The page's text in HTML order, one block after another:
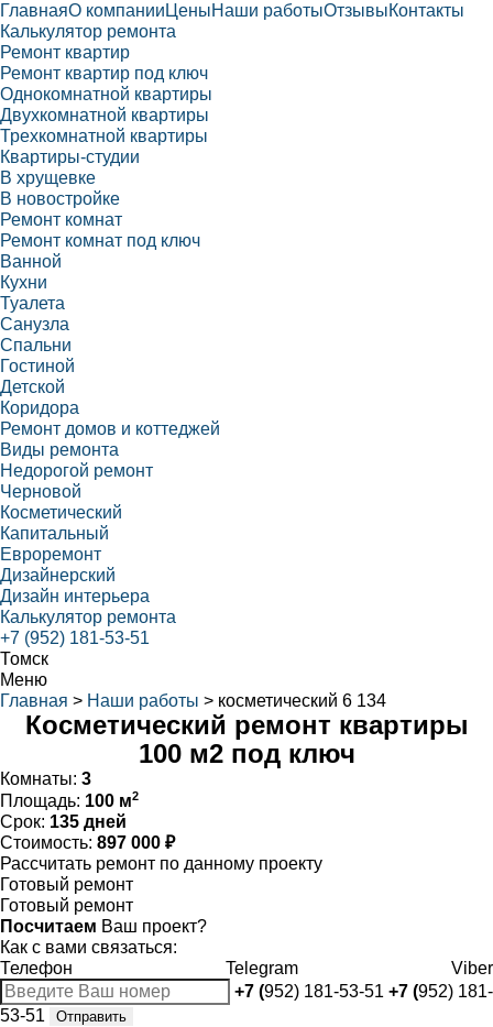
ГлавнаяО компании ЦеныНаши работыОтзывыКонтакты
Калькулятор ремонта
Ремонт квартир
Ремонт квартир под ключ
Однокомнатной квартиры
Двухкомнатной квартиры
Трехкомнатной квартиры
Квартиры-студии
В хрущевке
В новостройке
Ремонт комнат
Ремонт комнат под ключ
Ванной
Кухни
Туалета
Санузла
Спальни
Гостиной
Детской
Коридора
Ремонт домов и коттеджей
Виды ремонта
Недорогой ремонт
Черновой
Косметический
Капитальный
Евроремонт
Дизайнерский
Дизайн интерьера
Калькулятор ремонта
+7 (952) 181-53-51
Томск
Меню
Главная > Наши работы > косметический 6 134
Косметический ремонт квартиры
100 м2 под ключ
Комнаты: 3
Площадь: 100 м2
Срок: 135 дней
Стоимость: 897 000 ₽
Рассчитать ремонт по данному проекту
Готовый ремонт
Готовый ремонт
Посчитаем Ваш проект?
Как с вами связаться:
Телефон
Telegram
Viber
+7 (952) 181-53-51 +7 (952) 181-
53-51
Отправить